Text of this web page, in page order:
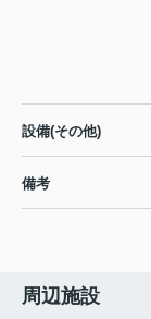
設備(その他)
備考
周辺施設